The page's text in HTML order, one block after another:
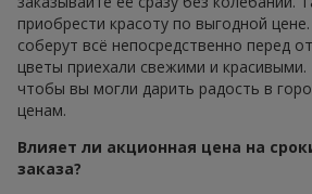
приобрести красоту по выгодной
соберут всё непосредственно перед
цветы приехали свежими и
чтобы вы могли дарить радость в
ценам.
Влияет ли акционная цена на
заказа?